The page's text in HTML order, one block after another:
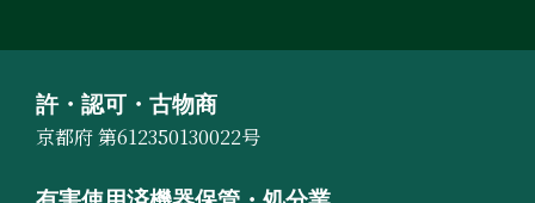
許・認可・古物商
京都府 第612350130022号